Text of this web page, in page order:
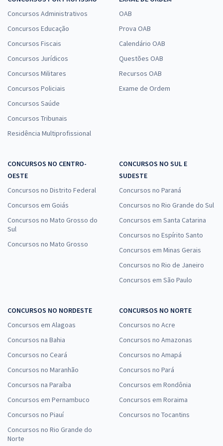
Concursos Administrativos
Concursos Educação
Concursos Fiscais
Concursos Jurídicos
Concursos Militares
Concursos Policiais
Concursos Saúde
Concursos Tribunais
Residência Multiprofissional
OAB
Prova OAB
Calendário OAB
Questões OAB
Recursos OAB
Exame de Ordem
CONCURSOS NO CENTRO-
OESTE
Concursos no Distrito Federal
Concursos em Goiás
Concursos no Mato Grosso do
Sul
Concursos no Mato Grosso
CONCURSOS NO SUL E
SUDESTE
Concursos no Paraná
Concursos no Rio Grande do Sul
Concursos em Santa Catarina
Concursos no Espírito Santo
Concursos em Minas Gerais
Concursos no Rio de Janeiro
Concursos em São Paulo
CONCURSOS NO NORDESTE
Concursos em Alagoas
Concursos na Bahia
Concursos no Ceará
Concursos no Maranhão
Concursos na Paraíba
Concursos em Pernambuco
Concursos no Piauí
Concursos no Rio Grande do
Norte
CONCURSOS NO NORTE
Concursos no Acre
Concursos no Amazonas
Concursos no Amapá
Concursos no Pará
Concursos em Rondônia
Concursos em Roraima
Concursos no Tocantins